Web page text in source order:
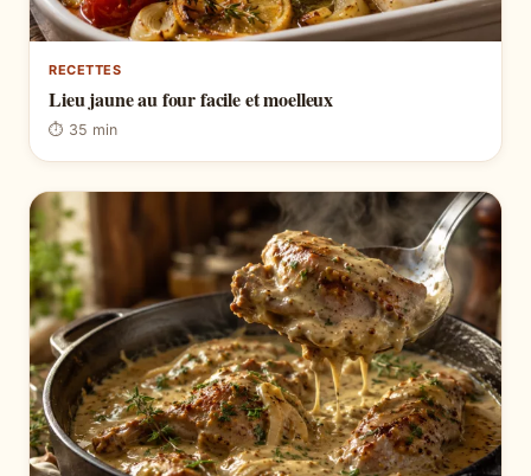
RECETTES
Lieu jaune au four facile et moelleux
⏱ 35 min